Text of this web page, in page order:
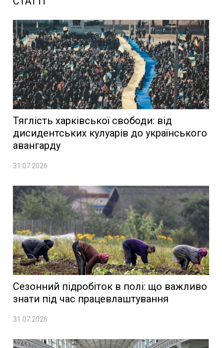
Тяглість харківської свободи: від
дисидентських кулуарів до українського
авангарду
31.07.2026
Сезонний підробіток в полі: що важливо
знати під час працевлаштування
31.07.2026